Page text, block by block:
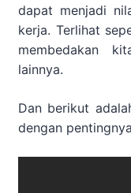
dapat menjadi
kerja. Terlihat
membedakan
lainnya.
Dan berikut
dengan